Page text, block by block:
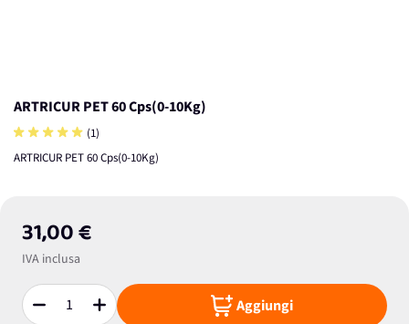
ARTRICUR PET 60 Cps(0-10Kg)
(1)
ARTRICUR PET 60 Cps(0-10Kg)
31,00 €
IVA inclusa
Quantità Aggiungi